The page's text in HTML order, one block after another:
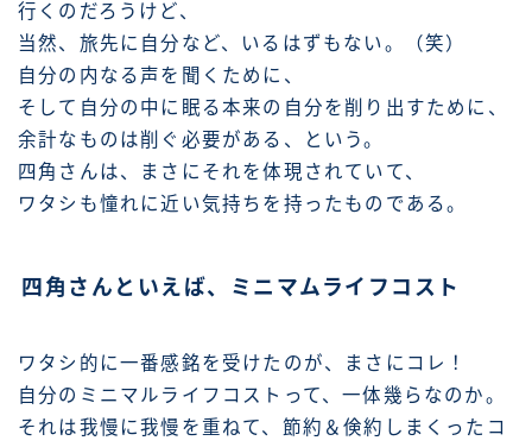
行くのだろうけど、
当然、旅先に自分など、いるはずもない。（笑）
自分の内なる声を聞くために、
そして自分の中に眠る本来の自分を削り出すために、
余計なものは削ぐ必要がある、という。
四角さんは、まさにそれを体現されていて、
ワタシも憧れに近い気持ちを持ったものである。
四角さんといえば、ミニマムライフコスト
ワタシ的に一番感銘を受けたのが、まさにコレ！
自分のミニマルライフコストって、一体幾らなのか。
それは我慢に我慢を重ねて、節約＆倹約しまくったコ